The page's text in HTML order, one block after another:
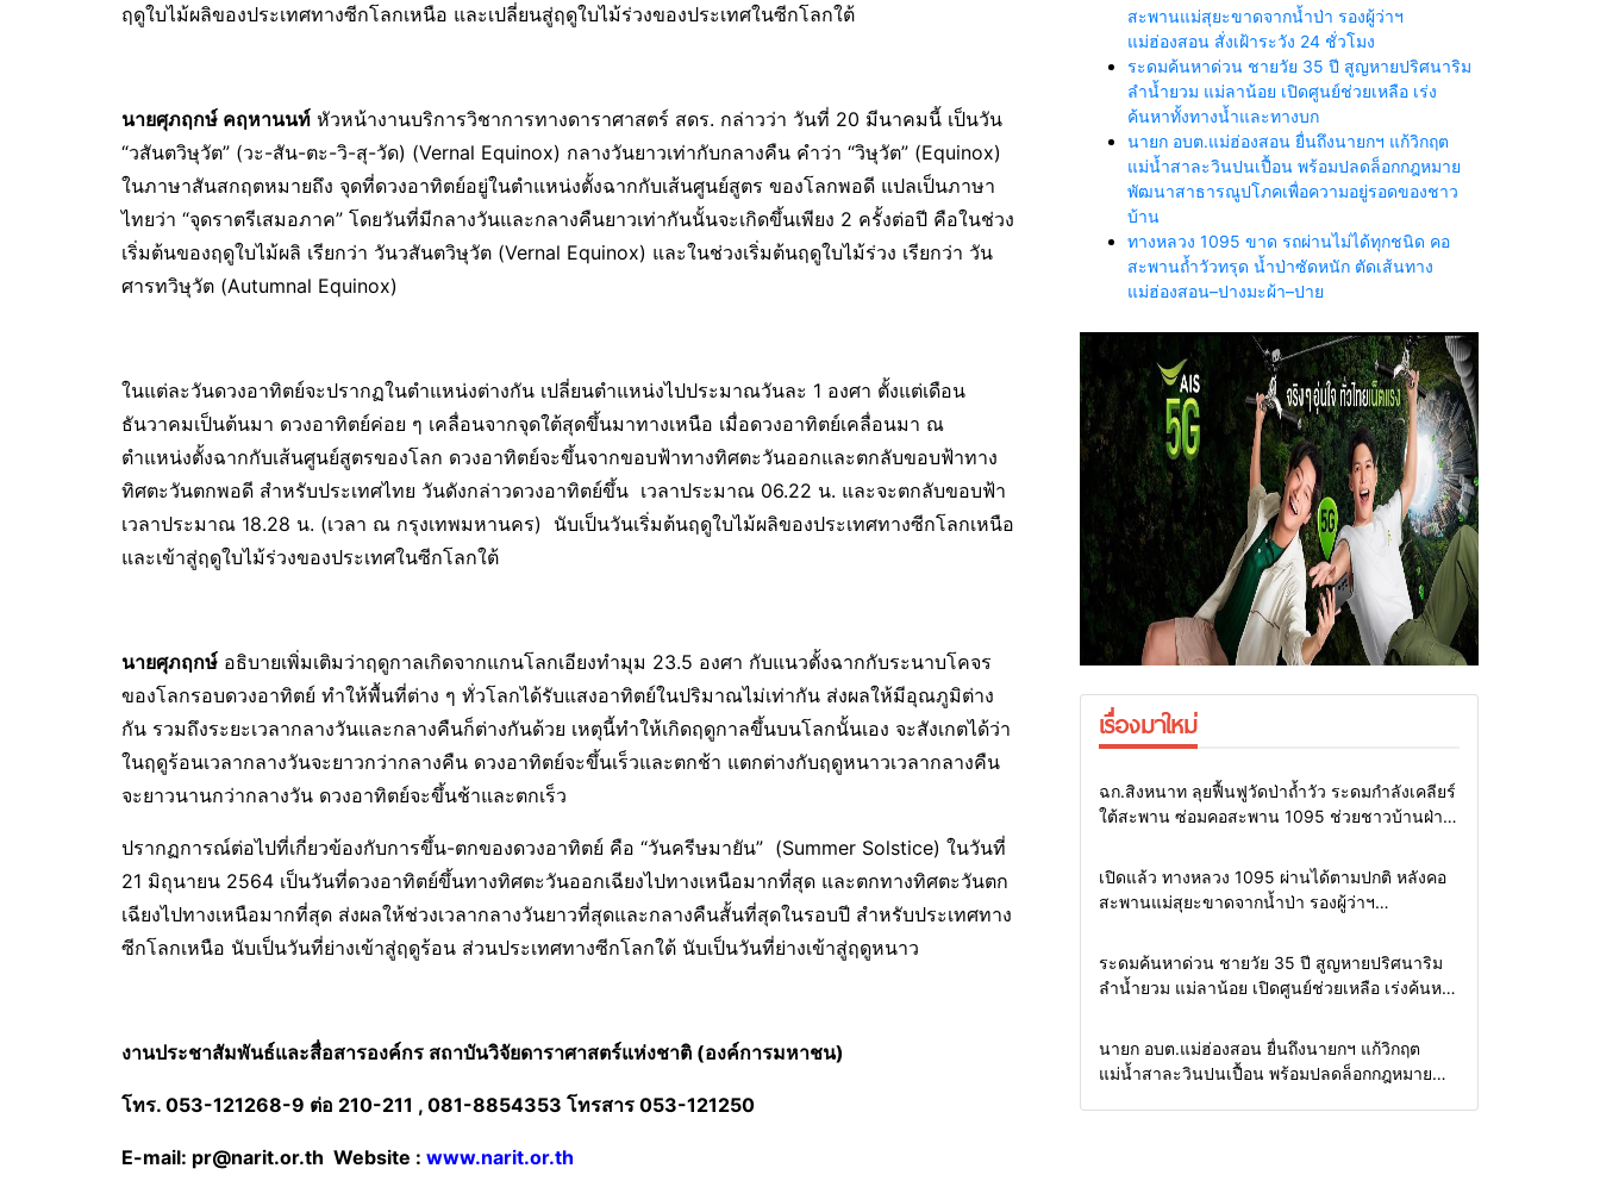
ฤดูใบไม้ผลิของประเทศทางซีกโลกเหนือ และเปลี่ยนสู่ฤดูใบไม้ร่วงของประเทศในซีกโลกใต้
นายศุภฤกษ์ คฤหานนท์ หัวหน้างานบริการวิชาการทางดาราศาสตร์ สดร. กล่าวว่า วันที่ 20 มีนาคมนี้ เป็นวัน
“วสันตวิษุวัต” (วะ-สัน-ตะ-วิ-สุ-วัด) (Vernal Equinox) กลางวันยาวเท่ากับกลางคืน คำว่า “วิษุวัต” (Equinox)
ในภาษาสันสกฤตหมายถึง จุดที่ดวงอาทิตย์อยู่ในตำแหน่งตั้งฉากกับเส้นศูนย์สูตร ของโลกพอดี แปลเป็นภาษา
ไทยว่า “จุดราตรีเสมอภาค” โดยวันที่มีกลางวันและกลางคืนยาวเท่ากันนั้นจะเกิดขึ้นเพียง 2 ครั้งต่อปี คือในช่วง
เริ่มต้นของฤดูใบไม้ผลิ เรียกว่า วันวสันตวิษุวัต (Vernal Equinox) และในช่วงเริ่มต้นฤดูใบไม้ร่วง เรียกว่า วัน
ศารทวิษุวัต (Autumnal Equinox)
ในแต่ละวันดวงอาทิตย์จะปรากฏในตำแหน่งต่างกัน เปลี่ยนตำแหน่งไปประมาณวันละ 1 องศา ตั้งแต่เดือน
ธันวาคมเป็นต้นมา ดวงอาทิตย์ค่อย ๆ เคลื่อนจากจุดใต้สุดขึ้นมาทางเหนือ เมื่อดวงอาทิตย์เคลื่อนมา ณ
ตำแหน่งตั้งฉากกับเส้นศูนย์สูตรของโลก ดวงอาทิตย์จะขึ้นจากขอบฟ้าทางทิศตะวันออกและตกลับขอบฟ้าทาง
ทิศตะวันตกพอดี สำหรับประเทศไทย วันดังกล่าวดวงอาทิตย์ขึ้น เวลาประมาณ 06.22 น. และจะตกลับขอบฟ้า
เวลาประมาณ 18.28 น. (เวลา ณ กรุงเทพมหานคร) นับเป็นวันเริ่มต้นฤดูใบไม้ผลิของประเทศทางซีกโลกเหนือ
และเข้าสู่ฤดูใบไม้ร่วงของประเทศในซีกโลกใต้
นายศุภฤกษ์ อธิบายเพิ่มเติมว่าฤดูกาลเกิดจากแกนโลกเอียงทำมุม 23.5 องศา กับแนวตั้งฉากกับระนาบโคจร
ของโลกรอบดวงอาทิตย์ ทำให้พื้นที่ต่าง ๆ ทั่วโลกได้รับแสงอาทิตย์ในปริมาณไม่เท่ากัน ส่งผลให้มีอุณภูมิต่าง
กัน รวมถึงระยะเวลากลางวันและกลางคืนก็ต่างกันด้วย เหตุนี้ทำให้เกิดฤดูกาลขึ้นบนโลกนั้นเอง จะสังเกตได้ว่า
ในฤดูร้อนเวลากลางวันจะยาวกว่ากลางคืน ดวงอาทิตย์จะขึ้นเร็วและตกช้า แตกต่างกับฤดูหนาวเวลากลางคืน
จะยาวนานกว่ากลางวัน ดวงอาทิตย์จะขึ้นช้าและตกเร็ว
ปรากฏการณ์ต่อไปที่เกี่ยวข้องกับการขึ้น-ตกของดวงอาทิตย์ คือ “วันครีษมายัน” (Summer Solstice) ในวันที่
21 มิถุนายน 2564 เป็นวันที่ดวงอาทิตย์ขึ้นทางทิศตะวันออกเฉียงไปทางเหนือมากที่สุด และตกทางทิศตะวันตก
เฉียงไปทางเหนือมากที่สุด ส่งผลให้ช่วงเวลากลางวันยาวที่สุดและกลางคืนสั้นที่สุดในรอบปี สำหรับประเทศทาง
ซีกโลกเหนือ นับเป็นวันที่ย่างเข้าสู่ฤดูร้อน ส่วนประเทศทางซีกโลกใต้ นับเป็นวันที่ย่างเข้าสู่ฤดูหนาว
งานประชาสัมพันธ์และสื่อสารองค์กร สถาบันวิจัยดาราศาสตร์แห่งชาติ (องค์การมหาชน)
โทร. 053-121268-9 ต่อ 210-211 , 081-8854353 โทรสาร 053-121250
E-mail: pr@narit.or.th Website : www.narit.or.th
สะพานแม่สุยะขาดจากน้ำป่า รองผู้ว่าฯ
แม่ฮ่องสอน สั่งเฝ้าระวัง 24 ชั่วโมง
ระดมค้นหาด่วน ชายวัย 35 ปี สูญหายปริศนาริม
ลำน้ำยวม แม่ลาน้อย เปิดศูนย์ช่วยเหลือ เร่ง
ค้นหาทั้งทางน้ำและทางบก
นายก อบต.แม่ฮ่องสอน ยื่นถึงนายกฯ แก้วิกฤต
แม่น้ำสาละวินปนเปื้อน พร้อมปลดล็อกกฎหมาย
พัฒนาสาธารณูปโภคเพื่อความอยู่รอดของชาว
บ้าน
ทางหลวง 1095 ขาด รถผ่านไม่ได้ทุกชนิด คอ
สะพานถ้ำวัวทรุด น้ำป่าซัดหนัก ตัดเส้นทาง
แม่ฮ่องสอน–ปางมะผ้า–ปาย
เรื่องมาใหม่
Home แวดวงทหาร
ฉก.สิงหนาท ลุยฟื้นฟูวัดป่าถ้ำวัว ระดมกำลังเคลียร์
ใต้สะพาน ซ่อมคอสะพาน 1095 ช่วยชาวบ้านฝ่า
Home รอบรั้วทั่วไทย
เปิดแล้ว ทางหลวง 1095 ผ่านได้ตามปกติ หลังคอ
สะพานแม่สุยะขาดจากน้ำป่า รองผู้ว่าฯ
Home รอบรั้วทั่วไทย
ระดมค้นหาด่วน ชายวัย 35 ปี สูญหายปริศนาริม
ลำน้ำยวม แม่ลาน้อย เปิดศูนย์ช่วยเหลือ เร่งค้นหา
Home รอบรั้วทั่วไทย
นายก อบต.แม่ฮ่องสอน ยื่นถึงนายกฯ แก้วิกฤต
แม่น้ำสาละวินปนเปื้อน พร้อมปลดล็อกกฎหมาย